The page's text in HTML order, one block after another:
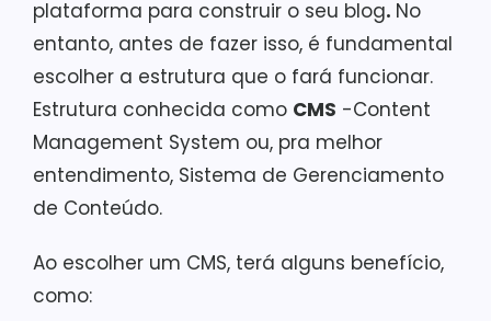
plataforma para construir o seu blog. No
entanto, antes de fazer isso, é fundamental
escolher a estrutura que o fará funcionar.
Estrutura conhecida como CMS -Content
Management System ou, pra melhor
entendimento, Sistema de Gerenciamento
de Conteúdo.
Ao escolher um CMS, terá alguns benefício,
como: